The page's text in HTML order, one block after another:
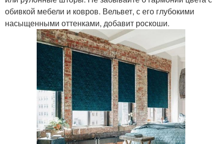
обивкой мебели и ковров. Вельвет, с его глубокими
насыщенными оттенками, добавит роскоши.